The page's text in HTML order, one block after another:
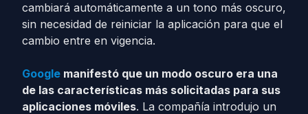
cambiará automáticamente a un tono más oscuro,
sin necesidad de reiniciar la aplicación para que el
cambio entre en vigencia.
Google manifestó que un modo oscuro era una
de las características más solicitadas para sus
aplicaciones móviles. La compañía introdujo un